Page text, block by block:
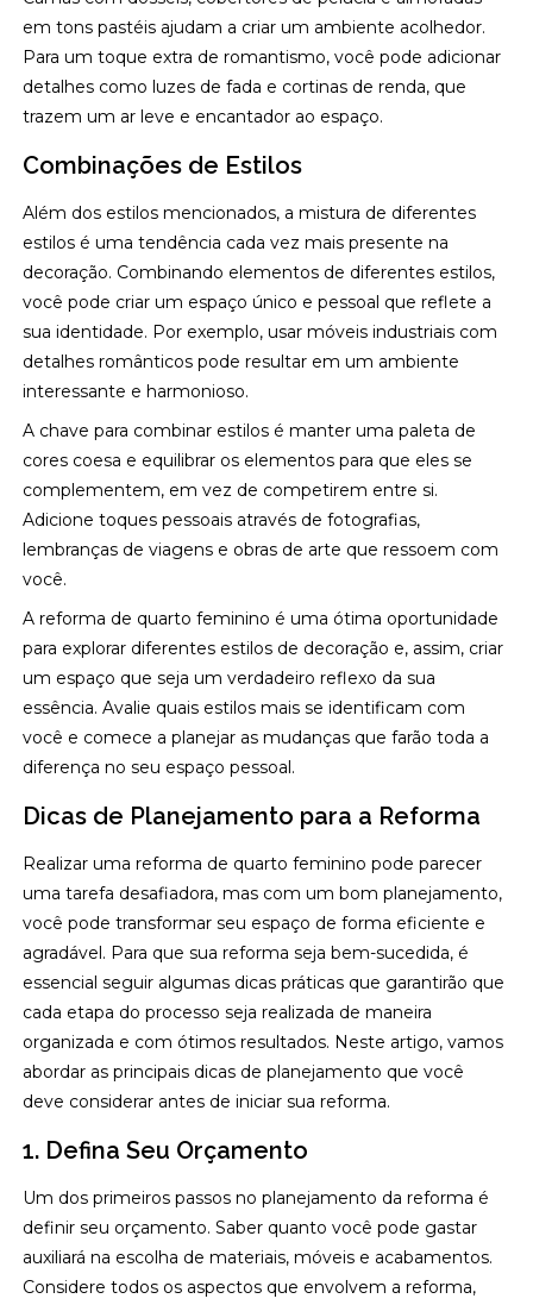
em tons pastéis ajudam a criar um ambiente acolhedor.
Para um toque extra de romantismo, você pode adicionar
detalhes como luzes de fada e cortinas de renda, que
trazem um ar leve e encantador ao espaço.
Combinações de Estilos
Além dos estilos mencionados, a mistura de diferentes
estilos é uma tendência cada vez mais presente na
decoração. Combinando elementos de diferentes estilos,
você pode criar um espaço único e pessoal que reflete a
sua identidade. Por exemplo, usar móveis industriais com
detalhes românticos pode resultar em um ambiente
interessante e harmonioso.
A chave para combinar estilos é manter uma paleta de
cores coesa e equilibrar os elementos para que eles se
complementem, em vez de competirem entre si.
Adicione toques pessoais através de fotografias,
lembranças de viagens e obras de arte que ressoem com
você.
A reforma de quarto feminino é uma ótima oportunidade
para explorar diferentes estilos de decoração e, assim, criar
um espaço que seja um verdadeiro reflexo da sua
essência. Avalie quais estilos mais se identificam com
você e comece a planejar as mudanças que farão toda a
diferença no seu espaço pessoal.
Dicas de Planejamento para a Reforma
Realizar uma reforma de quarto feminino pode parecer
uma tarefa desafiadora, mas com um bom planejamento,
você pode transformar seu espaço de forma eficiente e
agradável. Para que sua reforma seja bem-sucedida, é
essencial seguir algumas dicas práticas que garantirão que
cada etapa do processo seja realizada de maneira
organizada e com ótimos resultados. Neste artigo, vamos
abordar as principais dicas de planejamento que você
deve considerar antes de iniciar sua reforma.
1. Defina Seu Orçamento
Um dos primeiros passos no planejamento da reforma é
definir seu orçamento. Saber quanto você pode gastar
auxiliará na escolha de materiais, móveis e acabamentos.
Considere todos os aspectos que envolvem a reforma,